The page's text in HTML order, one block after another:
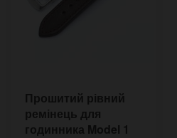
Прошитий рівний
ремінець для
годинника Model 1